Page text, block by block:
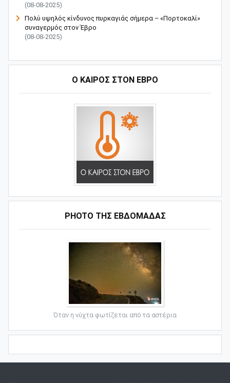
(08-08-2025)
Πολύ υψηλός κίνδυνος πυρκαγιάς σήμερα – «Πορτοκαλί»
συναγερμός στον Έβρο
(08-08-2025)
Ο ΚΑΙΡΟΣ ΣΤΟΝ ΕΒΡΟ
PHOTO ΤΗΣ ΕΒΔΟΜΑΔΑΣ
Όταν η νύχτα φωτίζεται από τα αστέρια